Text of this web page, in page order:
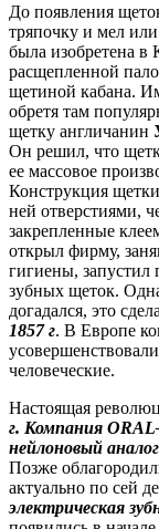
До появления
тряпочку и мел
была изобретена в
расщепленной
щетиной кабана.
обретя там
щетку англичанин
Он решил, что
ее массовое
Конструкция
ней отверстиями,
закрепленные
открыл фирму,
гигиены,
зубных щеток.
догадался, это
1857 г. В Европе
человеческие.
Настоящая
г. Компания ORAL
нейлоновый аналог
Позже
актуально по сей
электрическая